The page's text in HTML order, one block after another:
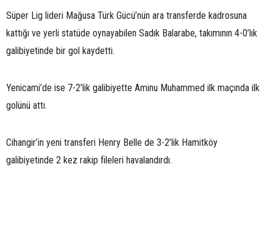
Süper Lig lideri Mağusa Türk Gücü’nün ara transferde kadrosuna
kattığı ve yerli statüde oynayabilen Sadık Balarabe, takımının 4-0’lık
galibiyetinde bir gol kaydetti.
Yenicami’de ise 7-2’lik galibiyette Aminu Muhammed ilk maçında ilk
golünü attı.
Cihangir’in yeni transferi Henry Belle de 3-2’lik Hamitköy
galibiyetinde 2 kez rakip fileleri havalandırdı.